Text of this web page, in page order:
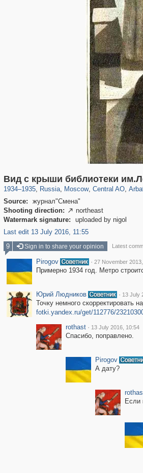
Вид с крыши библиотеки
1934–1935, Russia
1,405,989 29,243
, Moscow
319,716 8,286
, Central AO
159,930 5,916
,
13,484
Source:
журнал"Смена"
Shooting direction:  northeast
Watermark signature:
uploaded by nigol
Last edit 13 July 2016, 11:55
9 Sign in to share your opinion Latest
Pirogov · 27 November
Примерно 1934 год. Метро
Юрий Людников · 13 July
Точку немного скорректировать
fotki.yandex.ru/get/112776/
rothast · 13 July 2016, 10:54
Спасибо, поправлено.
Pirogov
А дату?
Если